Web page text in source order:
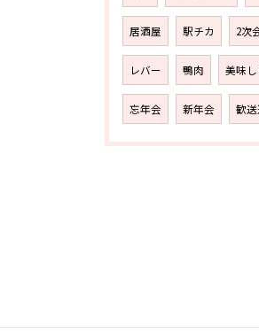
居酒屋 駅チカ 2次
レバー 鴨肉 美味し
忘年会 新年会 歓